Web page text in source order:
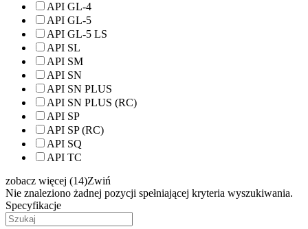
API GL-4
API GL-5
API GL-5 LS
API SL
API SM
API SN
API SN PLUS
API SN PLUS (RC)
API SP
API SP (RC)
API SQ
API TC
zobacz więcej (14)Zwiń
Nie znaleziono żadnej pozycji spełniającej kryteria wyszukiwania.
Specyfikacje